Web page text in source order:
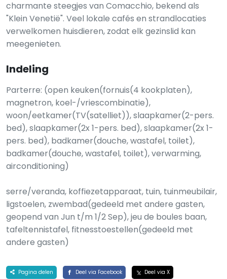
charmante steegjes van Comacchio, bekend als
"Klein Venetië". Veel lokale cafés en strandlocaties
verwelkomen huisdieren, zodat elk gezinslid kan
meegenieten.
Indeling
Parterre: (open keuken(fornuis(4 kookplaten),
magnetron, koel-/vriescombinatie),
woon/eetkamer(TV(satelliet)), slaapkamer(2-pers.
bed), slaapkamer(2x 1-pers. bed), slaapkamer(2x 1-
pers. bed), badkamer(douche, wastafel, toilet),
badkamer(douche, wastafel, toilet), verwarming,
airconditioning)
serre/veranda, koffiezetapparaat, tuin, tuinmeubilair,
ligstoelen, zwembad(gedeeld met andere gasten,
geopend van Jun t/m 1/2 Sep), jeu de boules baan,
tafeltennistafel, fitnesstoestellen(gedeeld met
andere gasten)
Pagina delen Deel via Facebook
Deel via X